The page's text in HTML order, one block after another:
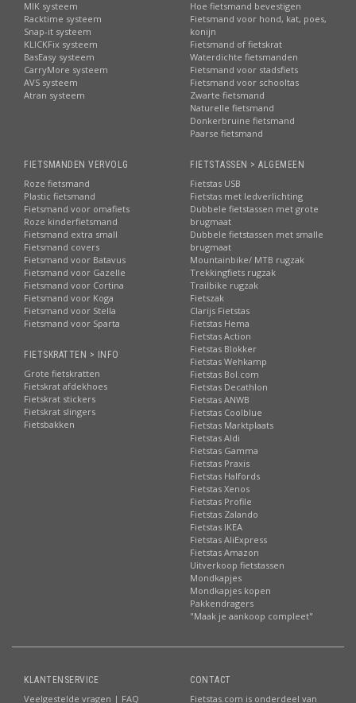
MIK systeem
Racktime systeem
Snap-it systeem
KLICKFix systeem
BasEasy systeem
CarryMore systeem
AVS systeem
Atran systeem
Hoe fietsmand bevestigen
Fietsmand voor hond, kat, poes,
konijn
Fietsmand of fietskrat
Waterdichte fietsmanden
Fietsmand voor stadsfiets
Fietsmand voor schooltas
Zwarte fietsmand
Naturelle fietsmand
Donkerbruine fietsmand
Paarse fietsmand
FIETSMANDEN VERVOLG
Roze fietsmand
Plastic fietsmand
Fietsmand voor omafiets
Roze kinderfietsmand
Fietsmand extra small
Fietsmand covers
Fietsmand voor Batavus
Fietsmand voor Gazelle
Fietsmand voor Cortina
Fietsmand voor Koga
Fietsmand voor Stella
Fietsmand voor Sparta
FIETSKRATTEN > INFO
Grote fietskratten
Fietskrat afdekhoes
Fietskrat stickers
Fietskrat slingers
Fietsbakken
FIETSTASSEN > ALGEMEEN
Fietstas USB
Fietstas met ledverlichting
Dubbele fietstassen met grote
brugmaat
Dubbele fietstassen met smalle
brugmaat
Mountainbike/ MTB rugzak
Trekkingfiets rugzak
Trailbike rugzak
Fietszak
Clarijs Fietstas
Fietstas Hema
Fietstas Action
Fietstas Blokker
Fietstas Wehkamp
Fietstas Bol.com
Fietstas Decathlon
Fietstas ANWB
Fietstas Coolblue
Fietstas Marktplaats
Fietstas Aldi
Fietstas Gamma
Fietstas Praxis
Fietstas Halfords
Fietstas Xenos
Fietstas Profile
Fietstas Zalando
Fietstas IKEA
Fietstas AliExpress
Fietstas Amazon
Uitverkoop fietstassen
Mondkapjes
Mondkapjes kopen
Pakkendragers
"Maak je aankoop compleet"
KLANTENSERVICE
Veelgestelde vragen | FAQ
CONTACT
Fietstas.com is onderdeel van